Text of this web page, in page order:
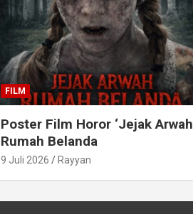
FILM
Poster Film Horor ‘Jejak Arwah
Rumah Belanda
9 Juli 2026 Rayyan